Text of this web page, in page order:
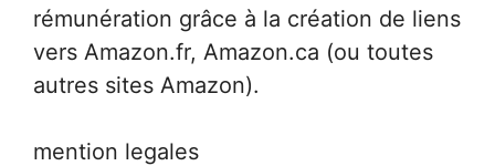
rémunération grâce à la création de liens
vers Amazon.fr, Amazon.ca (ou toutes
autres sites Amazon).
mention legales